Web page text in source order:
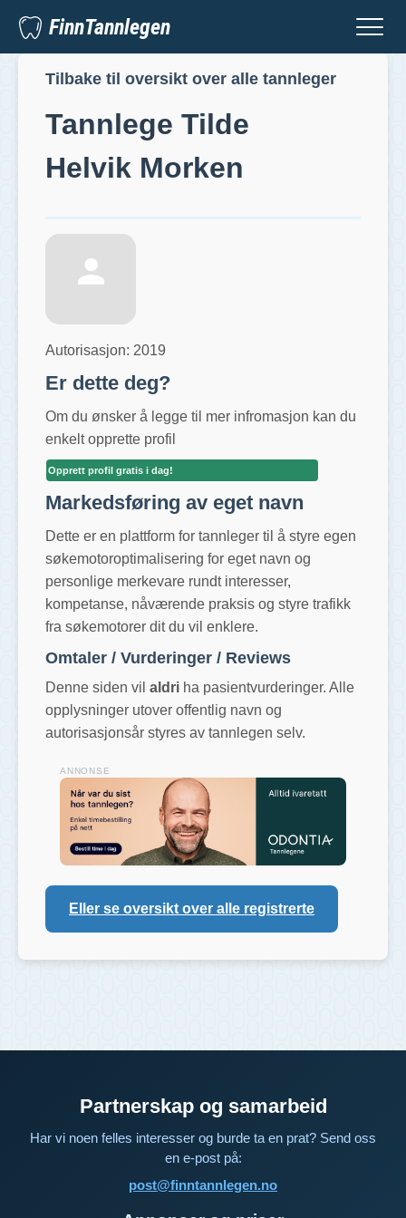
FinnTannlegen
Tilbake til oversikt over alle tannleger
Tannlege Tilde
Helvik Morken
Autorisasjon: 2019
Er dette deg?
Om du ønsker å legge til mer infromasjon kan du
enkelt opprette profil
Opprett profil gratis i dag!
Markedsføring av eget navn
Dette er en plattform for tannleger til å styre egen
søkemotoroptimalisering for eget navn og
personlige merkevare rundt interesser,
kompetanse, nåværende praksis og styre trafikk
fra søkemotorer dit du vil enklere.
Omtaler / Vurderinger / Reviews
Denne siden vil aldri ha pasientvurderinger. Alle
opplysninger utover offentlig navn og
autorisasjonsår styres av tannlegen selv.
ANNONSE
Eller se oversikt over alle registrerte
Partnerskap og samarbeid
Har vi noen felles interesser og burde ta en prat? Send oss
en e-post på:
post@finntannlegen.no